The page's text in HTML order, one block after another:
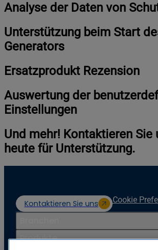
Analyse der Daten von
Unterstützung beim Start
Generators
Ersatzprodukt Rezension
Auswertung der
Einstellungen
Und mehr! Kontaktieren Sie
heute für Unterstützung.
Kontaktieren Sie uns Cookie
Produkte